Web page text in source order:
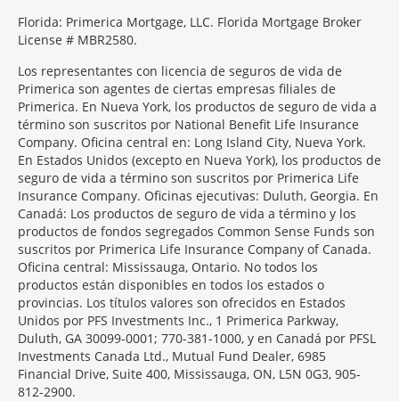
Florida: Primerica Mortgage, LLC. Florida Mortgage Broker
License # MBR2580.
Los representantes con licencia de seguros de vida de
Primerica son agentes de ciertas empresas filiales de
Primerica. En Nueva York, los productos de seguro de vida a
término son suscritos por National Benefit Life Insurance
Company. Oficina central en: Long Island City, Nueva York.
En Estados Unidos (excepto en Nueva York), los productos de
seguro de vida a término son suscritos por Primerica Life
Insurance Company. Oficinas ejecutivas: Duluth, Georgia. En
Canadá: Los productos de seguro de vida a término y los
productos de fondos segregados Common Sense Funds son
suscritos por Primerica Life Insurance Company of Canada.
Oficina central: Mississauga, Ontario. No todos los
productos están disponibles en todos los estados o
provincias. Los títulos valores son ofrecidos en Estados
Unidos por PFS Investments Inc., 1 Primerica Parkway,
Duluth, GA 30099-0001; 770-381-1000, y en Canadá por PFSL
Investments Canada Ltd., Mutual Fund Dealer, 6985
Financial Drive, Suite 400, Mississauga, ON, L5N 0G3, 905-
812-2900.